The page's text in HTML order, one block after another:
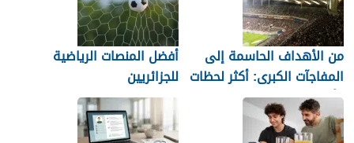
من الأهداف الحاسمة إلى
المفاجآت الكبرى: أكثر لحظات
كأس العالم 2026 التي لا
تُنسى
أفضل المنصات الرياضية
للجزائريين